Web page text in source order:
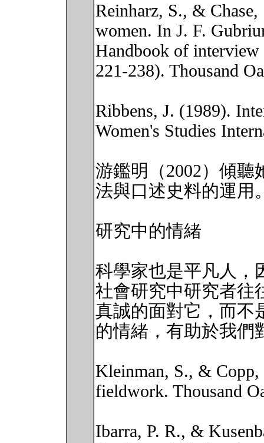
Reinharz, S., &
women. In J. F.
Handbook of interview
221-238). Thousand
Ribbens, J. (1989).
Women's Studies
游鑑明（2002）傾
法與口述史料的運用
研究中的情緒
科學家也是平凡人，
社會研究中研究者往
真誠的面對它，而不
的情緒，有助於我們
Kleinman, S., &
fieldwork. Thousand
Ibarra, P. R., &